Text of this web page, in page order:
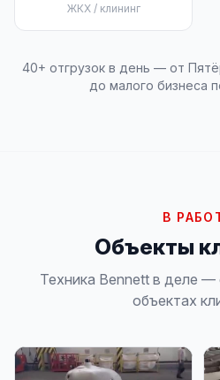
ЖКХ / клининг
40+ отгрузок в день — от
до малого бизнеса
В
Объекты
Техника Bennett в деле —
объектах